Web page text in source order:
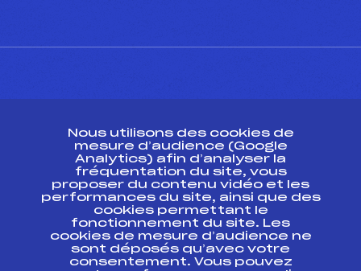
Ressources
Pass’Neige
Projet sportif fédéral
Projet de performance fédéral
Antidopage
Nous utilisons des cookies de
mesure d’audience (Google
Analytics) afin d’analyser la
fréquentation du site, vous
proposer du contenu vidéo et les
performances du site, ainsi que des
cookies permettant le
fonctionnement du site. Les
cookies de mesure d’audience ne
sont déposés qu’avec votre
consentement. Vous pouvez